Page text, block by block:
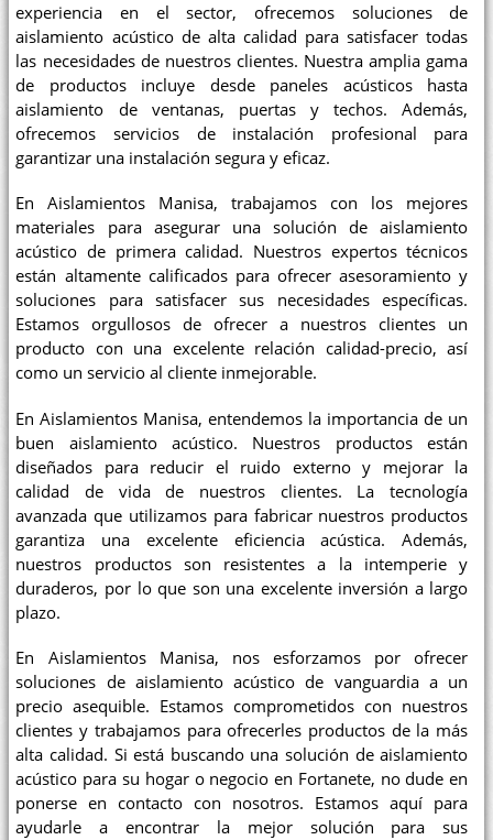
experiencia en el sector, ofrecemos soluciones de
aislamiento acústico de alta calidad para satisfacer todas
las necesidades de nuestros clientes. Nuestra amplia gama
de productos incluye desde paneles acústicos hasta
aislamiento de ventanas, puertas y techos. Además,
ofrecemos servicios de instalación profesional para
garantizar una instalación segura y eficaz.
En Aislamientos Manisa, trabajamos con los mejores
materiales para asegurar una solución de aislamiento
acústico de primera calidad. Nuestros expertos técnicos
están altamente calificados para ofrecer asesoramiento y
soluciones para satisfacer sus necesidades específicas.
Estamos orgullosos de ofrecer a nuestros clientes un
producto con una excelente relación calidad-precio, así
como un servicio al cliente inmejorable.
En Aislamientos Manisa, entendemos la importancia de un
buen aislamiento acústico. Nuestros productos están
diseñados para reducir el ruido externo y mejorar la
calidad de vida de nuestros clientes. La tecnología
avanzada que utilizamos para fabricar nuestros productos
garantiza una excelente eficiencia acústica. Además,
nuestros productos son resistentes a la intemperie y
duraderos, por lo que son una excelente inversión a largo
plazo.
En Aislamientos Manisa, nos esforzamos por ofrecer
soluciones de aislamiento acústico de vanguardia a un
precio asequible. Estamos comprometidos con nuestros
clientes y trabajamos para ofrecerles productos de la más
alta calidad. Si está buscando una solución de aislamiento
acústico para su hogar o negocio en Fortanete, no dude en
ponerse en contacto con nosotros. Estamos aquí para
ayudarle a encontrar la mejor solución para sus